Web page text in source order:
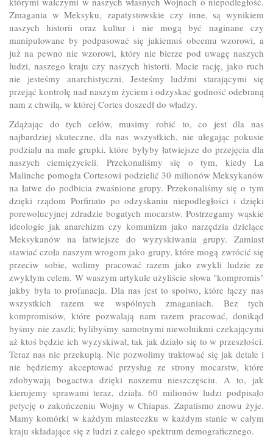
Zmagania w Meksyku, zapatystowskie czy inne, są wynikiem
naszych historii oraz kultur i nie mogą być naginane czy
manipulowane by podpasować się jakiemuś obcemu wzorowi, a
już na pewno nie wzorowi, który nie bierze pod uwagę naszych
ludzi, naszego kraju czy naszych historii. Macie rację, jako ruch
nie jesteśmy anarchistyczni. Jesteśmy ludźmi starającymi się
przejąć kontrolę nad naszym życiem i odzyskać godność odebraną
nam z chwilą, w której Cortes doszedł do władzy.
Zdążając do tych celów, musimy robić to, co jest dla nas
najbardziej skuteczne, dla nas wszystkich, nie ulegając pokusie
podziału na małe grupki, które byłyby łatwiejsze do przejęcia dla
naszych ciemiężycieli. Przekonaliśmy się o tym, kiedy La
Malinche pomogła Cortesowi podzielić 30 milionów Meksykanów
na łatwe do podbicia zwaśnione grupy. Przekonaliśmy się o tym
dzięki rządom Porfiriato po odzyskaniu niepodległości i dzięki
porewolucyjnej zdradzie bogatych mocarstw. Postrzegamy wąskie
ideologie jak anarchizm czy komunizm jako narzędzia dzielące
Meksykanów na łatwiejsze do wyzyskiwania grupy. Zamiast
stawiać czoła naszym wrogom jako grupy, które mogą zwrócić się
przeciw sobie, wolimy pracować razem jako zwykli ludzie ze
zwykłym celem. W waszym artykule użyliście słowa "kompromis"
jakby była to profanacja. Dla nas jest to spoiwo, które łączy nas
wszystkich razem we wspólnych zmaganiach. Bez tych
kompromisów, które pozwalają nam razem pracować, donikąd
byśmy nie zaszli; bylibyśmy samotnymi niewolnikmi czekającymi
aż ktoś będzie ich wyzyskiwał, tak jak działo się to w przeszłości.
Teraz nas nie przekupią. Nie pozwolimy traktować się jak detale i
nie będziemy akceptować przysług ze strony mocarstw, które
zdobywają bogactwa dzięki naszemu nieszczęsciu. A to, jak
kierujemy sprawami teraz, działa. 60 milionów ludzi podpisało
petycję o zakończeniu Wojny w Chiapas. Zapatismo znowu żyje.
Mamy komórki w każdym miasteczku w każdym stanie w całym
kraju składające się z ludzi z całego spektrum demograficznego.